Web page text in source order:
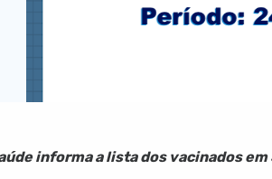
informa a lista dos vacinados